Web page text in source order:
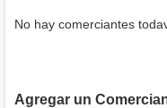
No hay comerciantes
Agregar un